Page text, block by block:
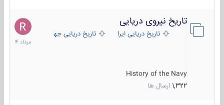
تاریخ نیروی دریایی
تاریخ دریایی ایران تاریخ دریایی جهان
History of the Navy
1,322 ارسال ها
16
مرداد
1404